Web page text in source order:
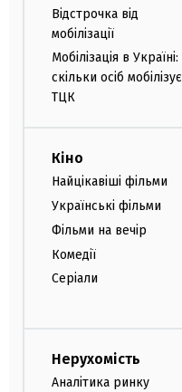
Відстрочка від
мобілізації
Мобілізація в Україні:
скільки осіб мобілізує
ТЦК
Кіно
Найцікавіші фільми
Українські фільми
Фільми на вечір
Комедії
Серіали
Нерухомість
Аналітика ринку